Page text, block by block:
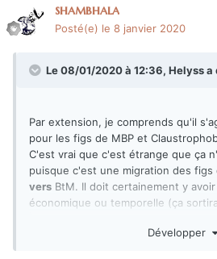
shambhala
Posté(e) le 8 janvier 2020
Le 08/01/2020 à 12:36, Helyssa
Par extension, je comprends qu'il
pour les figs de MBP et
C'est vrai que c'est étrange que ça
puisque c'est une migration des
vers BtM. Il doit certainement y
économique ou temporelle (ça
Je vois bien un truc genre : " si on
Développer